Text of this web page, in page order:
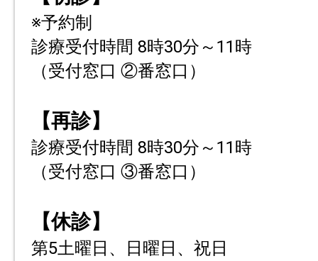
※予約制
診療受付時間 8時30分～11時
（受付窓口 ②番窓口）
【再診】
診療受付時間 8時30分～11時
（受付窓口 ③番窓口）
【休診】
第5土曜日、日曜日、祝日